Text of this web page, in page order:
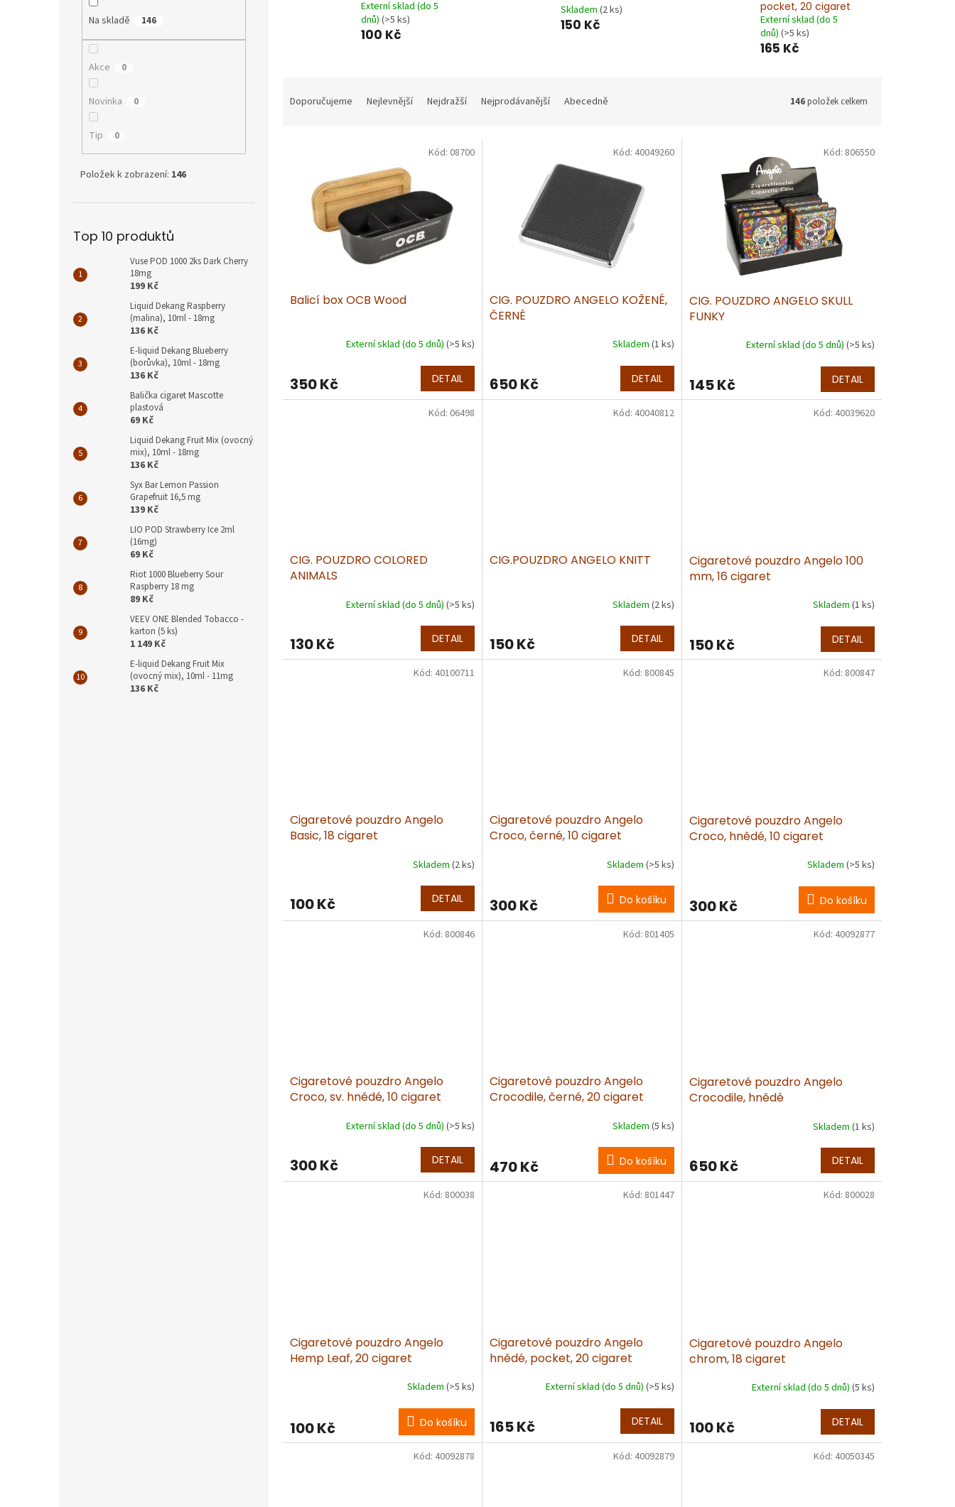
Na skladě 146
Akce 0
Novinka 0
Tip 0
Položek k zobrazení: 146
Top 10 produktů
Vuse POD 1000 2ks Dark Cherry
18mg
199 Kč
Liquid Dekang Raspberry
(malina), 10ml - 18mg
136 Kč
E-liquid Dekang Blueberry
(borůvka), 10ml - 18mg
136 Kč
Balička cigaret Mascotte
plastová
69 Kč
Liquid Dekang Fruit Mix (ovocný
mix), 10ml - 18mg
136 Kč
Syx Bar Lemon Passion
Grapefruit 16,5 mg
139 Kč
LIO POD Strawberry Ice 2ml
(16mg)
69 Kč
Riot 1000 Blueberry Sour
Raspberry 18 mg
89 Kč
VEEV ONE Blended Tobacco -
karton (5 ks)
1 149 Kč
E-liquid Dekang Fruit Mix
(ovocný mix), 10ml - 11mg
136 Kč
Externí sklad (do 5
dnů) (>5 ks)
100 Kč
Skladem (2 ks)
150 Kč
pocket, 20 cigaret
Externí sklad (do 5
dnů) (>5 ks)
165 Kč
aDoporučujeme Nejlevnější Nejdražší Nejprodávanější Abecedně 146položek celkem
Balicí box OCB Wood
Externí sklad (do 5 dnů) (>5 ks)
350 Kč DETAIL
Kód: 08700
CIG. POUZDRO ANGELO KOŽENÉ,
ČERNÉ
Skladem (1 ks)
650 Kč DETAIL
Kód: 40049260
CIG. POUZDRO ANGELO SKULL
FUNKY
Externí sklad (do 5 dnů) (>5 ks)
145 Kč DETAIL
Kód: 806550
CIG. POUZDRO COLORED
ANIMALS
Externí sklad (do 5 dnů) (>5 ks)
130 Kč DETAIL
Kód: 06498
CIG.POUZDRO ANGELO KNITT
Skladem (2 ks)
150 Kč DETAIL
Kód: 40040812
Cigaretové pouzdro Angelo 100
mm, 16 cigaret
Skladem (1 ks)
150 Kč DETAIL
Kód: 40039620
Cigaretové pouzdro Angelo
Basic, 18 cigaret
Skladem (2 ks)
100 Kč DETAIL
Kód: 40100711
Cigaretové pouzdro Angelo
Croco, černé, 10 cigaret
Skladem (>5 ks)
300 Kč Do košíku
Kód: 800845
Cigaretové pouzdro Angelo
Croco, hnědé, 10 cigaret
Skladem (>5 ks)
300 Kč Do košíku
Kód: 800847
Cigaretové pouzdro Angelo
Croco, sv. hnědé, 10 cigaret
Externí sklad (do 5 dnů) (>5 ks)
300 Kč DETAIL
Kód: 800846
Cigaretové pouzdro Angelo
Crocodile, černé, 20 cigaret
Skladem (5 ks)
470 Kč Do košíku
Kód: 801405
Cigaretové pouzdro Angelo
Crocodile, hnědé
Skladem (1 ks)
650 Kč DETAIL
Kód: 40092877
Cigaretové pouzdro Angelo
Hemp Leaf, 20 cigaret
Skladem (>5 ks)
100 Kč Do košíku
Kód: 800038
Cigaretové pouzdro Angelo
hnědé, pocket, 20 cigaret
Externí sklad (do 5 dnů) (>5 ks)
165 Kč DETAIL
Kód: 801447
Cigaretové pouzdro Angelo
chrom, 18 cigaret
Externí sklad (do 5 dnů) (5 ks)
100 Kč DETAIL
Kód: 800028
Kód: 40092878 Kód: 40092879 Kód: 40050345